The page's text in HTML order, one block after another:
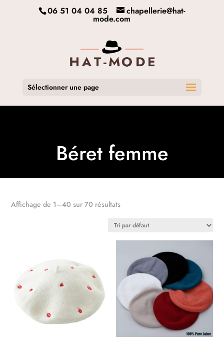
06 51 04 04 85 chapellerie@hat-
mode.com
Sélectionner une page
Béret femme
Affichage de 1–40 sur 70 résultats